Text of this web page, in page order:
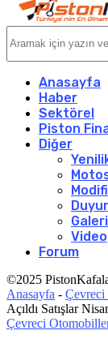
Anasayfa
Haber
Sektörel
Piston
Diğer
Galeri
Video
Forum
©2025
Anasayfa -
Açıldı Satışlar
Çevreci